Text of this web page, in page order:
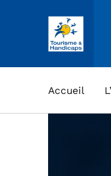
ASSOCIATION TOURISME ET HANDICAPS
Accueil